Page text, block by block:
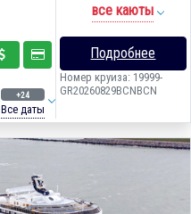
+24
Все даты
все каюты
Подробнее
Номер круиза: 19999-
GR20260829BCNBCN